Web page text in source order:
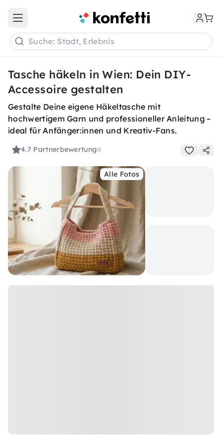
Open main menu
Suche: Stadt, Erlebnis
Tasche häkeln in Wien: Dein DIY-
Accessoire gestalten
Gestalte Deine eigene Häkeltasche mit
hochwertigem Garn und professioneller Anleitung –
ideal für Anfänger:innen und Kreativ-Fans.
4.7 Partnerbewertung
Alle Fotos